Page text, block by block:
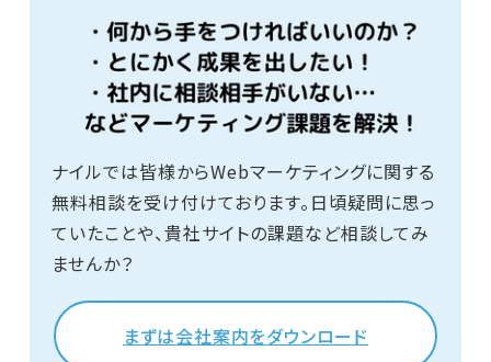
ナイルでは皆様からWebマーケティングに関する
無料相談を受け付けております。日頃疑問に思っ
ていたことや、貴社サイトの課題など相談してみ
ませんか？
まずは会社案内をダウンロード